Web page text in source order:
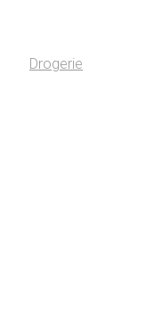
Drogerie